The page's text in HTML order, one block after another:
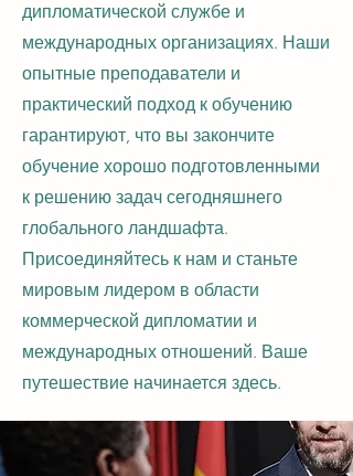
дипломатической службе и
международных организациях. Наши
опытные преподаватели и
практический подход к обучению
гарантируют, что вы закончите
обучение хорошо подготовленными
к решению задач сегодняшнего
глобального ландшафта.
Присоединяйтесь к нам и станьте
мировым лидером в области
коммерческой дипломатии и
международных отношений. Ваше
путешествие начинается здесь.